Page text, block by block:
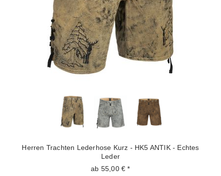
Herren Trachten Lederhose Kurz - HK5 ANTIK - Echtes
Leder
ab 55,00 € *